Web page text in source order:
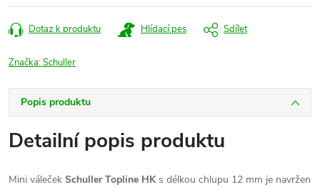
Dotaz k produktu Hlídací pes Sdílet
Značka:Schuller
Popis produktu
Detailní popis produktu
Mini váleček Schuller Topline HKs délkou chlupu 12 mm je navržen